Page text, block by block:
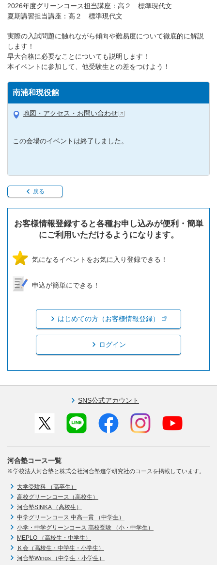
2026年度グリーンコース担当講座：高２ 標準現代文
夏期講習担当講座：高２ 標準現代文
実際の入試問題に触れながら傾向や難易度について徹底的に解説
します！
早大合格に必要なことについても説明します！
本イベントに参加して、他受験生との差をつけよう！
南浦和現役館
地図・アクセス・お問い合わせ
この会場のイベントは終了しました。
戻る
お客様情報登録すると各種お申し込みが便利・簡単
にご利用いただけるようになります。
気になるイベントをお気に入り登録できる！
申込が簡単にできる！
はじめての方（お客様情報登録）
ログイン
SNS公式アカウント
河合塾コース一覧
※学校法人河合塾と株式会社河合塾進学研究社のコースを掲載しています。
大学受験科 （高卒生）
高校グリーンコース（高校生）
河合塾SINKA （高校生）
中学グリーンコース 中高一貫 （中学生）
小学・中学グリーンコース 高校受験 （小・中学生）
MEPLO （高校生・中学生）
Ｋ会（高校生・中学生・小学生）
河合塾Wings （中学生・小学生）